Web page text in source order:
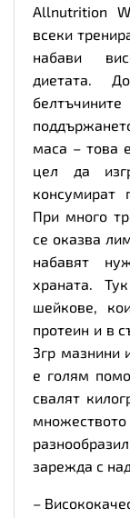
Allnutrition
всеки
набави
диетата.
маса – това
цел да
консумират
При много
се оказва
набавят
храната.
шейкове,
протеин и в
3гр мазнини
е голям
свалят
зарежда с
–